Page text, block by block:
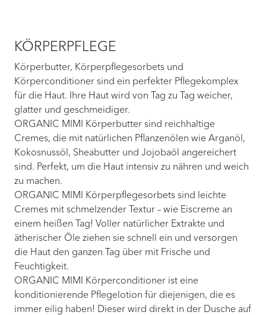
KÖRPERPFLEGE
Körperbutter, Körperpflegesorbets und
Körperconditioner sind ein perfekter Pflegekomplex
für die Haut. Ihre Haut wird von Tag zu Tag weicher,
glatter und geschmeidiger.
ORGANIC MIMI Körperbutter sind reichhaltige
Cremes, die mit natürlichen Pflanzenölen wie Arganöl,
Kokosnussöl, Sheabutter und Jojobaöl angereichert
sind. Perfekt, um die Haut intensiv zu nähren und weich
zu machen.
ORGANIC MIMI Körperpflegesorbets sind leichte
Cremes mit schmelzender Textur – wie Eiscreme an
einem heißen Tag! Voller natürlicher Extrakte und
ätherischer Öle ziehen sie schnell ein und versorgen
die Haut den ganzen Tag über mit Frische und
Feuchtigkeit.
ORGANIC MIMI Körperconditioner ist eine
konditionierende Pflegelotion für diejenigen, die es
immer eilig haben! Dieser wird direkt in der Dusche auf